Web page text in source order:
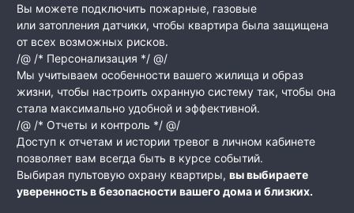
Вы можете подключить пожарные, газовые
или затопления датчики, чтобы квартира была защищена
от всех возможных рисков.
/@ /* Персонализация */ @/
Мы учитываем особенности вашего жилища и образ
жизни, чтобы настроить охранную систему так, чтобы она
стала максимально удобной и эффективной.
/@ /* Отчеты и контроль */ @/
Доступ к отчетам и истории тревог в личном кабинете
позволяет вам всегда быть в курсе событий.
Выбирая пультовую охрану квартиры, вы выбираете
уверенность в безопасности вашего дома и близких.